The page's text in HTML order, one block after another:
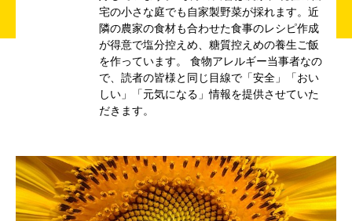
宅の小さな庭でも自家製野菜が採れます。近
隣の農家の食材も合わせた食事のレシピ作成
が得意で塩分控えめ、糖質控えめの養生ご飯
を作っています。 食物アレルギー当事者なの
で、読者の皆様と同じ目線で「安全」「おい
しい」「元気になる」情報を提供させていた
だきます。